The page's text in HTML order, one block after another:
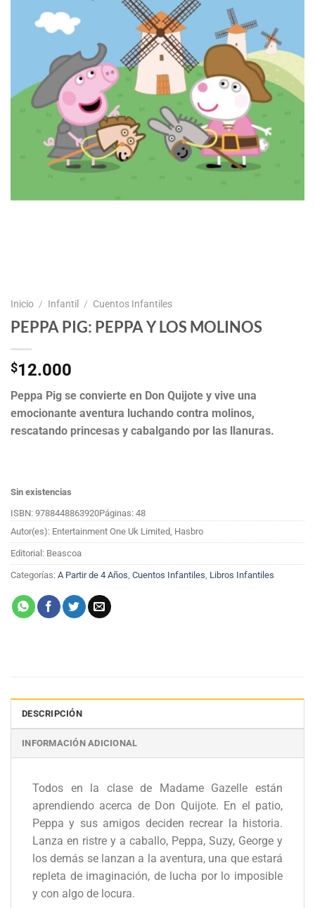
Inicio / Infantil / Cuentos Infantiles
PEPPA PIG: PEPPA Y LOS MOLINOS
$12.000
Peppa Pig se convierte en Don Quijote y vive una
emocionante aventura luchando contra molinos,
rescatando princesas y cabalgando por las llanuras.
Sin existencias
ISBN: 9788448863920Páginas: 48
Autor(es): Entertainment One Uk Limited, Hasbro
Editorial: Beascoa
Categorías: A Partir de 4 Años, Cuentos Infantiles, Libros Infantiles
DESCRIPCIÓN
INFORMACIÓN ADICIONAL
Todos en la clase de Madame Gazelle están
aprendiendo acerca de Don Quijote. En el patio,
Peppa y sus amigos deciden recrear la historia.
Lanza en ristre y a caballo, Peppa, Suzy, George y
los demás se lanzan a la aventura, una que estará
repleta de imaginación, de lucha por lo imposible
y con algo de locura.